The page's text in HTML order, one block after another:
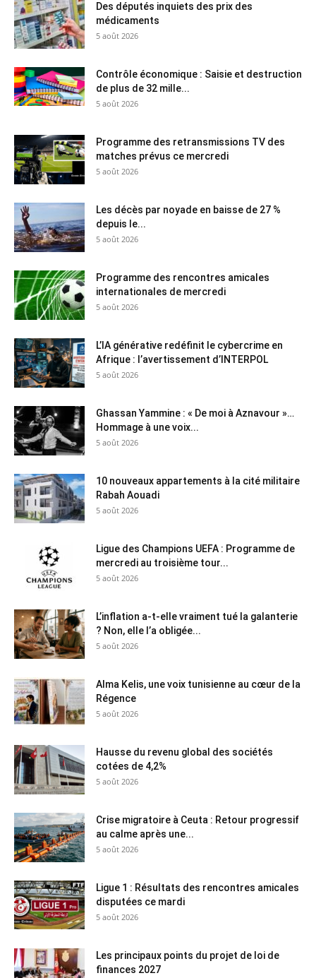
Des députés inquiets des prix des
médicaments
5 août 2026
Contrôle économique : Saisie et destruction
de plus de 32 mille...
5 août 2026
Programme des retransmissions TV des
matches prévus ce mercredi
5 août 2026
Les décès par noyade en baisse de 27 %
depuis le...
5 août 2026
Programme des rencontres amicales
internationales de mercredi
5 août 2026
L’IA générative redéfinit le cybercrime en
Afrique : l’avertissement d’INTERPOL
5 août 2026
Ghassan Yammine : « De moi à Aznavour »…
Hommage à une voix...
5 août 2026
10 nouveaux appartements à la cité militaire
Rabah Aouadi
5 août 2026
Ligue des Champions UEFA : Programme de
mercredi au troisième tour...
5 août 2026
L’inflation a-t-elle vraiment tué la galanterie
? Non, elle l’a obligée...
5 août 2026
Alma Kelis, une voix tunisienne au cœur de la
Régence
5 août 2026
Hausse du revenu global des sociétés
cotées de 4,2%
5 août 2026
Crise migratoire à Ceuta : Retour progressif
au calme après une...
5 août 2026
Ligue 1 : Résultats des rencontres amicales
disputées ce mardi
5 août 2026
Les principaux points du projet de loi de
finances 2027